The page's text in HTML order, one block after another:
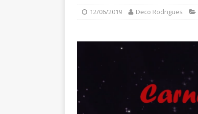
12/06/2019 Deco Rodrigues